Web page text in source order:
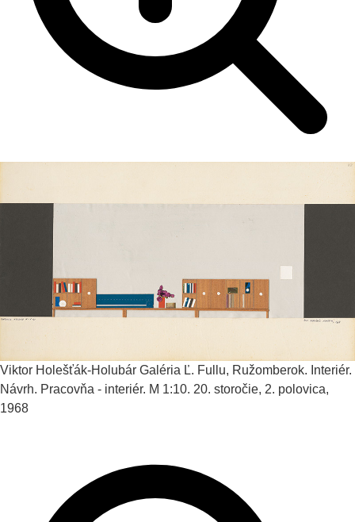
Viktor Holešťák-Holubár Galéria Ľ. Fullu, Ružomberok. Interiér.
Návrh. Pracovňa - interiér. M 1:10. 20. storočie, 2. polovica,
1968